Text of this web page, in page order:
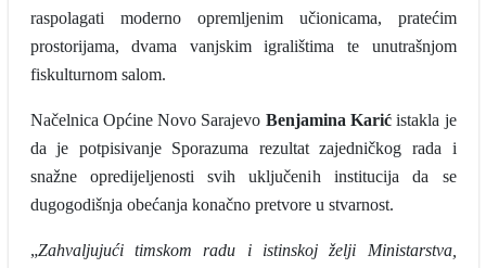
raspolagati moderno opremljenim učionicama, pratećim
prostorijama, dvama vanjskim igralištima te unutrašnjom
fiskulturnom salom.
Načelnica Općine Novo Sarajevo Benjamina Karićistakla je
da je potpisivanje Sporazuma rezultat zajedničkog rada i
snažne opredijeljenosti svih uključenih institucija da se
dugogodišnja obećanja konačno pretvore u stvarnost.
„Zahvaljujući timskom radu i istinskoj želji Ministarstva,